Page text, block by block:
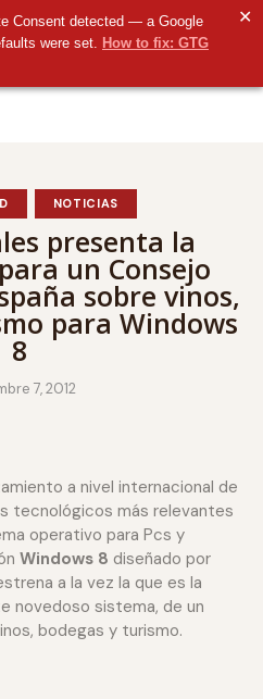
Consent detected — a Google
were set. How to fix: GTG
✕
NOTICIAS
presenta la
un Consejo
sobre vinos,
para Windows
8
7, 2012
a nivel internacional de
tecnológicos más relevantes
operativo para Pcs y
Windows 8 diseñado por
a la vez la que es la
novedoso sistema, de un
bodegas y turismo.